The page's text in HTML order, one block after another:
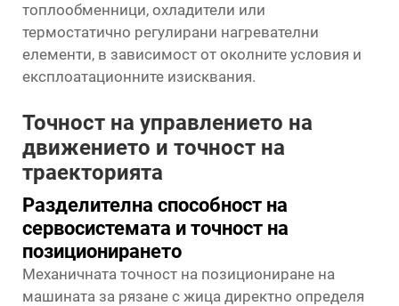
топлообменници, охладители или
термостатично регулирани нагревателни
елементи, в зависимост от околните условия и
експлоатационните изисквания.
Точност на управлението на
движението и точност на
траекторията
Разделителна способност на
сервосистемата и точност на
позиционирането
Механичната точност на позициониране на
машината за рязане с жица директно определя